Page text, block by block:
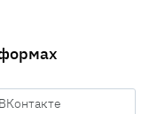
ВКонтакте